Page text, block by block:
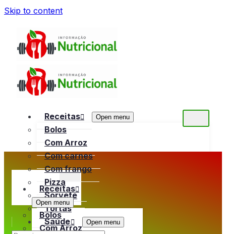
Skip to content
Receitas Open menu
Bolos
Com Arroz
Com carnes
Com frango
Pizza
Sorvete
Tortas
Saúde
Open menu
Receitas
Open menu
Bolos
Com Arroz